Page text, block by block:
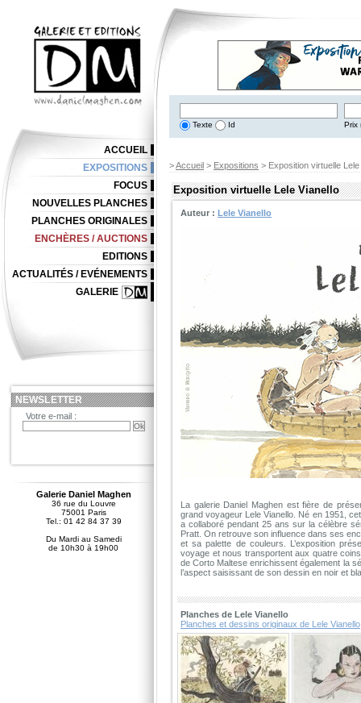
Texte Id Prix
>Accueil > Expositions > Exposition virtuelle Lele
Exposition virtuelle Lele Vianello
Auteur : Lele Vianello
La galerie Daniel Maghen est fière de
grand voyageur Lele Vianello. Né en 1951,
a collaboré pendant 25 ans sur la célèbre
Pratt. On retrouve son influence dans ses
et sa palette de couleurs. L’exposition
voyage et nous transportent aux quatre
de Corto Maltese enrichissent également la
l’aspect saisissant de son dessin en noir et
Planches de Lele Vianello
Planches et dessins originaux de Lele Vianello
ACCUEIL
EXPOSITIONS
FOCUS
NOUVELLES PLANCHES
PLANCHES ORIGINALES
ENCHÈRES / AUCTIONS
EDITIONS
ACTUALITÉS / EVÉNEMENTS
GALERIE
NEWSLETTER
Votre e-mail :
Galerie Daniel Maghen
36 rue du Louvre
75001 Paris
Tel.: 01 42 84 37 39
Du Mardi au Samedi
de 10h30 à 19h00